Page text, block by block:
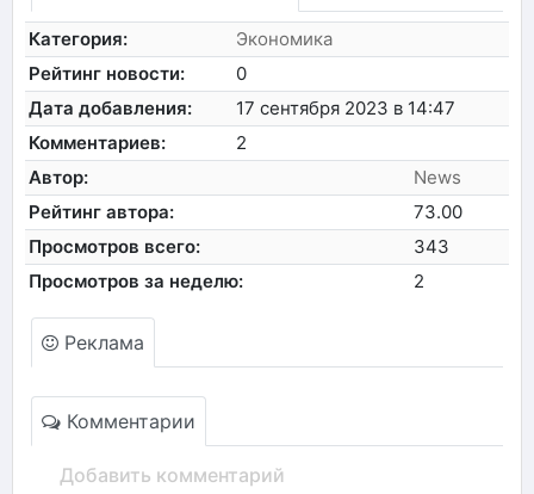
Категория:
Экономика
Рейтинг новости:
0
Дата добавления:
17 сентября 2023 в 14:47
Комментариев:
2
Автор:
News
Рейтинг автора:
73.00
Просмотров всего:
343
Просмотров за неделю:
2
Реклама
Комментарии
Добавить комментарий